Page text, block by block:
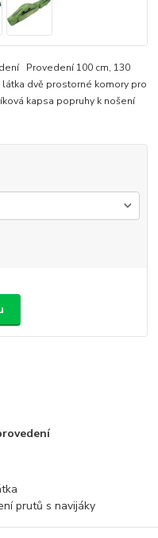
Provedení 100 cm, 130
dvě prostorné komory pro
kapsa popruhy k nošení
prutů s navijáky